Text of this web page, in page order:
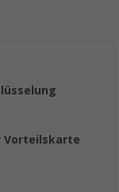
Vorteilskarte